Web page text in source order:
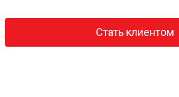
Стать клиентом